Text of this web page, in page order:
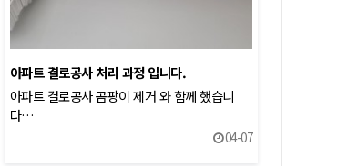
아파트 결로공사 처리 과정 입니다.
아파트 결로공사 곰팡이 제거 와 함께 했습니
다…
04-07